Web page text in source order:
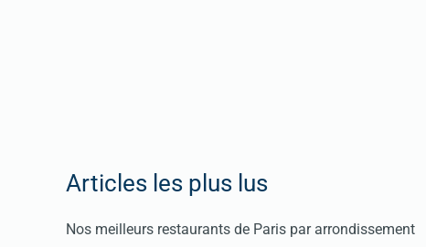
Articles les plus lus
Nos meilleurs restaurants de Paris par arrondissement